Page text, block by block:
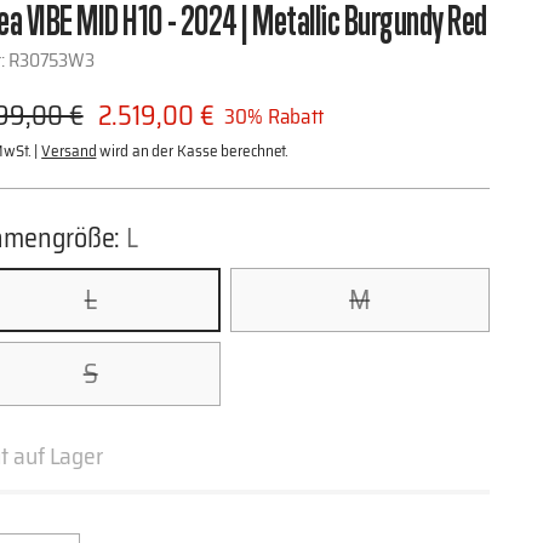
VIBE MID H10 - 2024 | Metallic Burgundy Red
R30753W3
€ 2.519,00 € 30% Rabatt
|Versandwird an der Kasse berechnet.
L
L
M
S
auf Lager